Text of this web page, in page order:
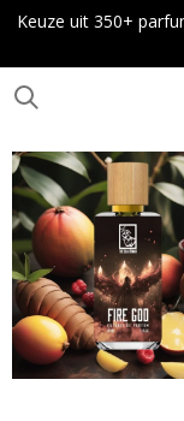
Ga
naar
de
Keuze uit 350+